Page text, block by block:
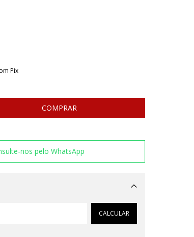
Pix
nos pelo WhatsApp
Alterar CEP
CALCULAR